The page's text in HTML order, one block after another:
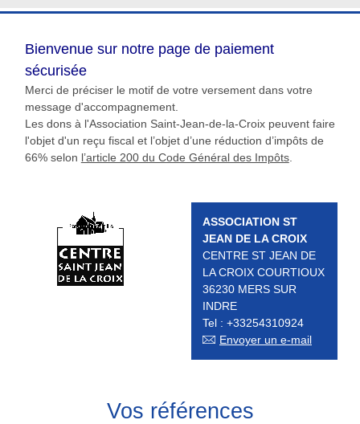
Bienvenue sur notre page de paiement
sécurisée
Merci de préciser le motif de votre versement dans votre
message d'accompagnement.
Les dons à l'Association Saint-Jean-de-la-Croix peuvent faire
l'objet d'un reçu fiscal et l’objet d’une réduction d’impôts de
66% selon l’article 200 du Code Général des Impôts.
ASSOCIATION ST
JEAN DE LA CROIX
CENTRE ST JEAN DE
LA CROIX COURTIOUX
36230 MERS SUR
INDRE
Tel : +33254310924
Envoyer un e-mail
Vos références